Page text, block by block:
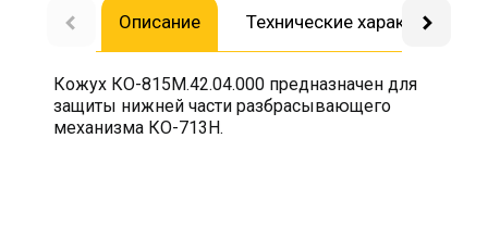
Описание Технические
Кожух КО-815М.42.04.000 предназначен для
защиты нижней части разбрасывающего
механизма КО-713Н.